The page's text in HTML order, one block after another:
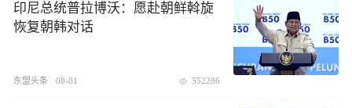
印尼总统普拉博沃：愿赴朝鲜斡旋
恢复朝韩对话
东盟头条 08-01 552286